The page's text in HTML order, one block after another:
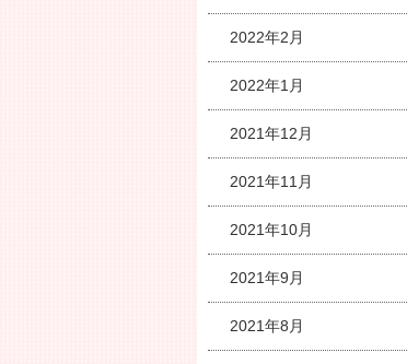
2022年2月
2022年1月
2021年12月
2021年11月
2021年10月
2021年9月
2021年8月